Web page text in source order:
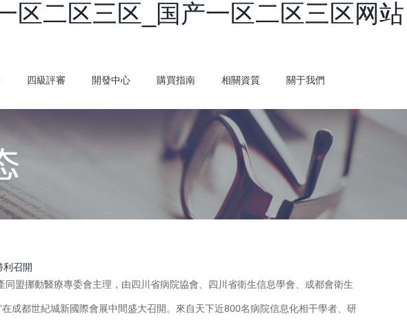
区二区三区_国产一区二区三区网站
四級評審 開發中心 購買指南 相關資質 關于我們
召開
盟挪動醫療專委會主理，由四川省病院協會、四川省衛生信息學會、成都會衛生
成都世紀城新國際會展中間盛大召開。來自天下近800名病院信息化相干學者、研